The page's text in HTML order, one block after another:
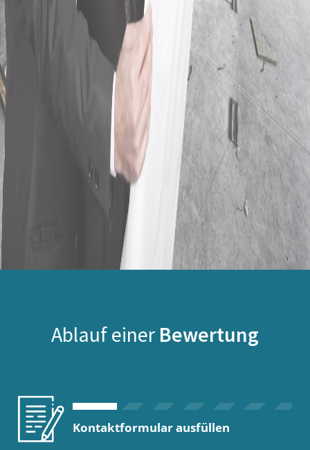
Ablauf einer Bewertung
Kontaktformular ausfüllen